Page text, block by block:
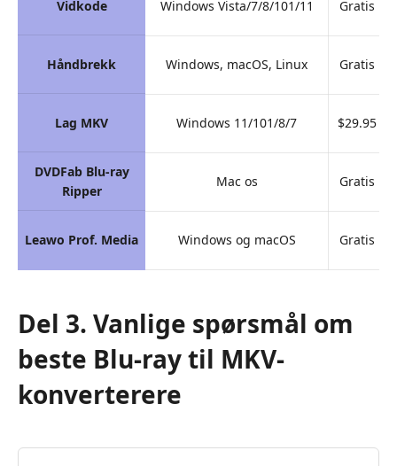
Vidkode
Håndbrekk
Lag MKV
DVDFab Blu-ray
Ripper
Leawo Prof. Media
Windows Vista/7/8/101/11 Gratis
Windows, macOS, Linux Gratis
Windows 11/101/8/7 $29.95
Mac os Gratis
Windows og macOS Gratis
Del 3. Vanlige spørsmål om
beste Blu-ray til MKV-
konverterere